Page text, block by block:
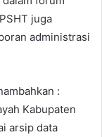
juga
administrasi
:
Kabupaten
arsip data